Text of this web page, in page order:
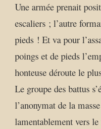
Une armée prenait
escaliers ; l’autre
pieds ! Et va pour
poings et de pieds
honteuse déroute le
Le groupe des battus
l’anonymat de la
lamentablement vers